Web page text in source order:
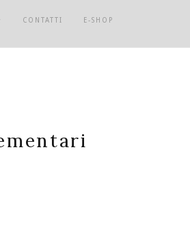
CONTATTI E-SHOP